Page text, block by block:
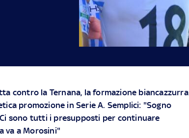
contro la Ternana, la formazione biancazzurra
promozione in Serie A. Semplici: "Sogno
sono tutti i presupposti per continuare
va a Morosini"